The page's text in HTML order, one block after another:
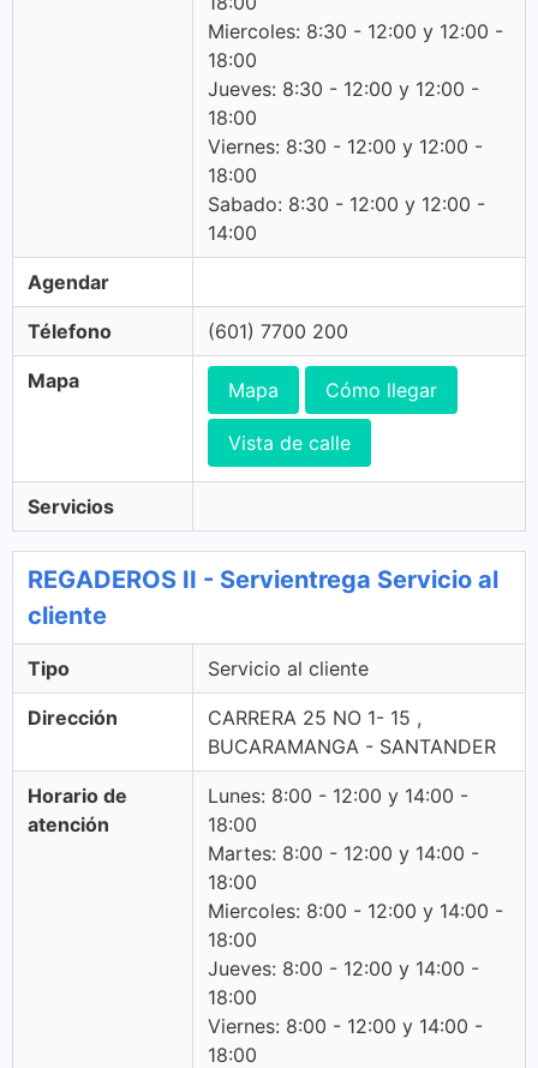
Miercoles: 8:30 - 12:00 y 12:00 -
18:00
Jueves: 8:30 - 12:00 y 12:00 -
18:00
Viernes: 8:30 - 12:00 y 12:00 -
18:00
Sabado: 8:30 - 12:00 y 12:00 -
14:00
Agendar
Télefono (601) 7700 200
Mapa Mapa Cómo llegar
Vista de calle
Servicios
REGADEROS II - Servientrega Servicio al
cliente
Tipo Servicio al cliente
Dirección
CARRERA 25 NO 1- 15 ,
BUCARAMANGA - SANTANDER
Horario de
atención
Lunes: 8:00 - 12:00 y 14:00 -
18:00
Martes: 8:00 - 12:00 y 14:00 -
18:00
Miercoles: 8:00 - 12:00 y 14:00 -
18:00
Jueves: 8:00 - 12:00 y 14:00 -
18:00
Viernes: 8:00 - 12:00 y 14:00 -
18:00